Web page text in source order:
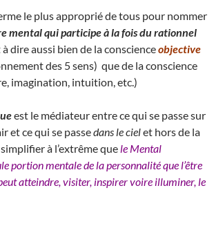
le plus approprié de tous pour nommer
mental qui participe à la fois du rationnel
à dire aussi bien de la conscienceobjective
des 5 sens) que de la conscience
imagination, intuition, etc.)
est le médiateur entre ce qui se passe sur
et ce qui se passedans le cielet hors de la
à l’extrême que le Mental
portion mentale de la personnalité que l’être
atteindre, visiter, inspirer voire illuminer, le